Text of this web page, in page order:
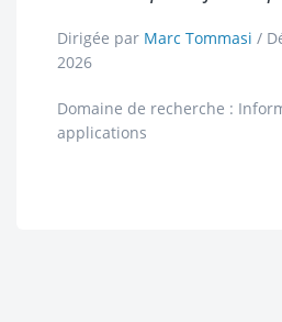
Dirigée par Marc Tommasi /
2026
Domaine de recherche :
applications